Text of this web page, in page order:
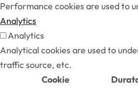
Performance cookies are used to
Analytics
Analytics
Analytical cookies are used to
traffic source, etc.
Cookie